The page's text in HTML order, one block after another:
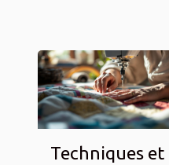
Techniques et